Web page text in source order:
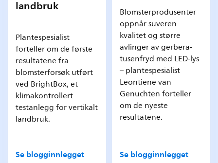
landbruk
Plantespesialist
forteller om de første
resultatene fra
blomsterforsøk utført
ved BrightBox, et
klimakontrollert
testanlegg for vertikalt
landbruk.
Se blogginnlegget
Blomsterprodusenter
oppnår suveren
kvalitet og større
avlinger av gerbera-
tusenfryd med LED-lys
– plantespesialist
Leontiene van
Genuchten forteller
om de nyeste
resultatene.
Se blogginnlegget